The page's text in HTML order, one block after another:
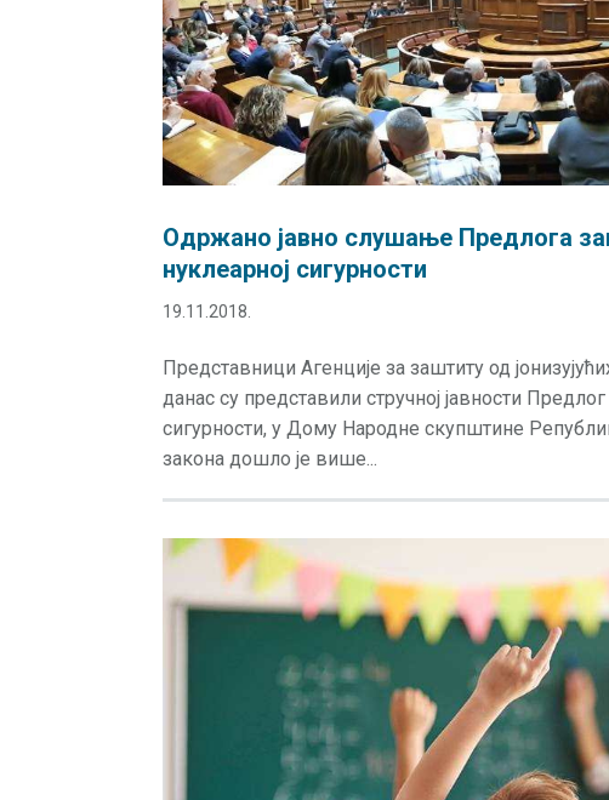
Одржано јавно слушање Предлога
нуклеарној сигурности
19.11.2018.
Представници Агенције за заштиту од
данас су представили стручној јавности
сигурности, у Дому Народне скупштине
закона дошло је више...